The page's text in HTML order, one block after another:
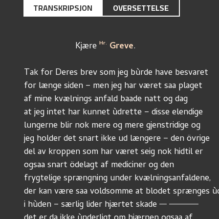
TRANSKRIPSJON OVERSETTELSE
                     Kjære
Hr. Greve.
Tak for Deres brev som jeg bùrde have besvaret
for længe siden – men jeg har været saa plaget
af mine kvælnings anfald baade natt og dag
at jeg intet har kunnet ùdrette – disse elendige
lungerne blir nok mere og mere gjenstridige og
jeg holder det snart ikke ud længere – den övrige
del av kroppen som har været seig nok hidtil er
ogsaa snart ödelagt af mediciner og den
frygtelige sprængning under kvælningsanfaldene,
der kan være saa voldsomme at blodet sprænges
i hùden – særlig lider hjærtet skade